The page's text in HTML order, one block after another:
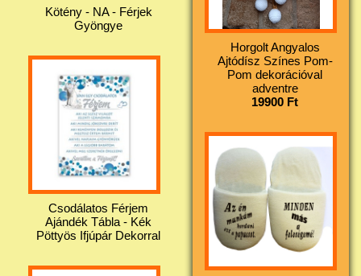
Kötény - NA - Férjek
Gyöngye
Csodálatos Férjem
Ajándék Tábla - Kék
Pöttyös Ifjúpár Dekorral
Horgolt Angyalos
Ajtódísz Színes Pom-
Pom dekorációval
adventre
19900 Ft